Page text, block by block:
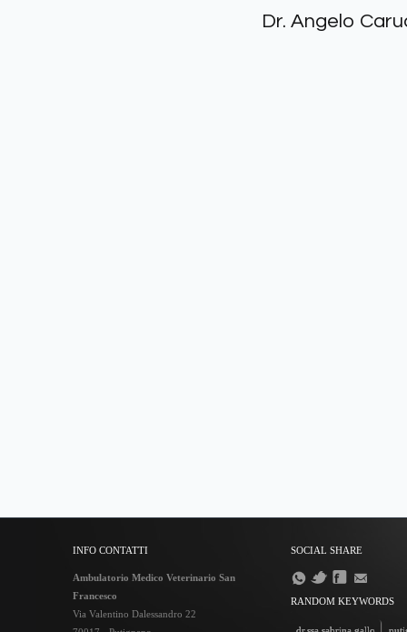
Dr. Angelo
INFO CONTATTI
Ambulatorio Medico Veterinario San
Francesco
Via Valentino Dalessandro 22
SOCIAL SHARE
RANDOM KEYWORDS